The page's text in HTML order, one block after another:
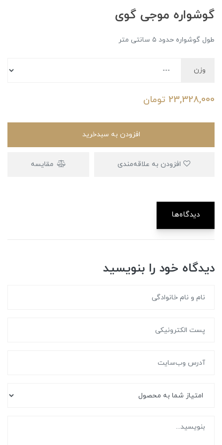
گوشواره موجی گوی
طول گوشواره حدود ۵ سانتی متر
وزن
23,328,000 تومان
افزودن به سبدخرید
مقایسه
دیدگاه‌ها
دیدگاه خود را بنویسید